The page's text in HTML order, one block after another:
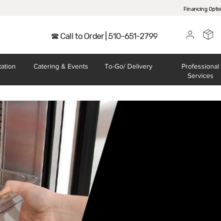
Financing
☎ Call to Order | 510-651-2799
Catering & Events To-Go/Delivery
Professional
Services